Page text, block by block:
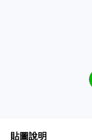
貼圖說明